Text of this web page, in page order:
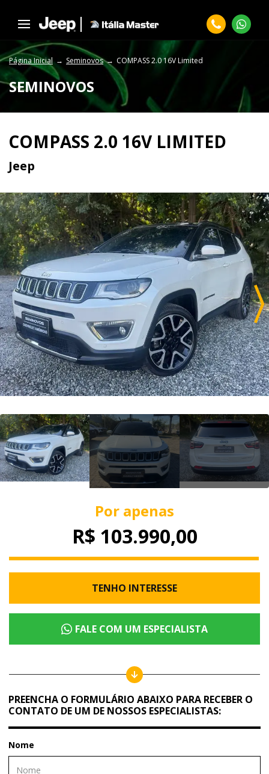
Página Inicial Seminovos COMPASS 2.0 16V Limited
SEMINOVOS
COMPASS 2.0 16V LIMITED
Jeep
Por apenas
R$ 103.990,00
TENHO INTERESSE
FALE COM UM ESPECIALISTA
PREENCHA O FORMULÁRIO ABAIXO PARA RECEBER O
CONTATO DE UM DE NOSSOS ESPECIALISTAS:
Nome